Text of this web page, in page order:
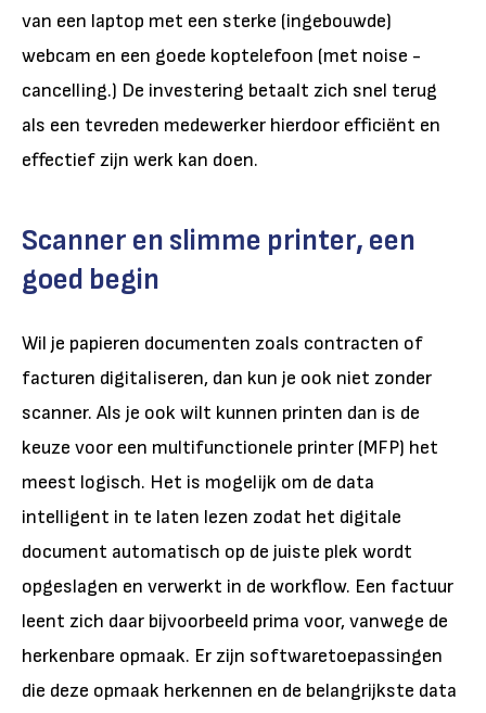
van een laptop met een sterke (ingebouwde)
webcam en een goede koptelefoon (met noise -
cancelling.) De investering betaalt zich snel terug
als een tevreden medewerker hierdoor efficiënt en
effectief zijn werk kan doen.
Scanner en slimme printer, een
goed begin
Wil je papieren documenten zoals contracten of
facturen digitaliseren, dan kun je ook niet zonder
scanner. Als je ook wilt kunnen printen dan is de
keuze voor een multifunctionele printer (MFP) het
meest logisch. Het is mogelijk om de data
intelligent in te laten lezen zodat het digitale
document automatisch op de juiste plek wordt
opgeslagen en verwerkt in de workflow. Een factuur
leent zich daar bijvoorbeeld prima voor, vanwege de
herkenbare opmaak. Er zijn softwaretoepassingen
die deze opmaak herkennen en de belangrijkste data